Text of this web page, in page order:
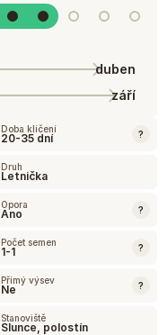
duben
září
Doba klíčení
20-35 dní ?
Druh
Letnička
Opora
Ano ?
Počet semen
1-1 ?
Přímý výsev
Ne ?
Stanoviště
Slunce, polostín